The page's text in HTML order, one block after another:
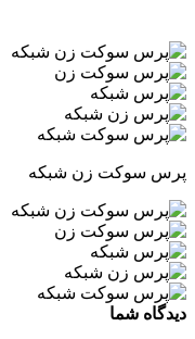
پرس سوکت زن شبکه
دیدگاه شما